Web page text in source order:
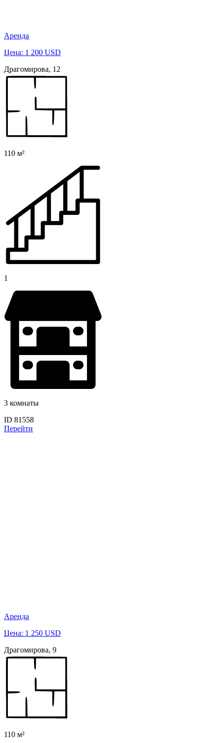
Аренда
Цена: 1 200 USD
Драгомирова, 12
110 м²
1
3 комнаты
ID 81558
Перейти
Аренда
Цена: 1 250 USD
Драгомирова, 9
110 м²